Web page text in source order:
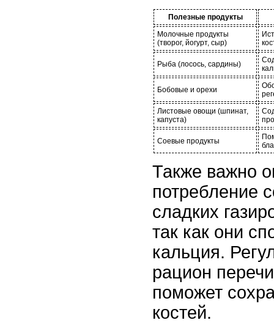
Полезные продукты
Молочные продукты
(творог, йогурт, сыр)
Рыба (лосось, сардины)
Бобовые и орехи
Листовые овощи (шпинат,
капуста)
Соевые продукты
Также важно
потребление
сладких
так как они
кальция.
рацион
поможет
костей.